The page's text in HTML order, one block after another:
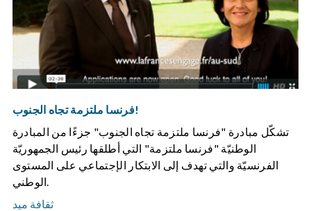
فرنسا ملتزمة تجاه الجنوب!
تشكّل مبادرة "فرنسا ملتزمة تجاه الجنوب" جزءًا من المبادرة
الوطنيّة "فرنسا ملتزمة" التي أطلقها رئيس الجمهوريّة
الفرنسيّة والتي تهدف إلى الابتكار الإجتماعي على المستوى
ثقافة ميد